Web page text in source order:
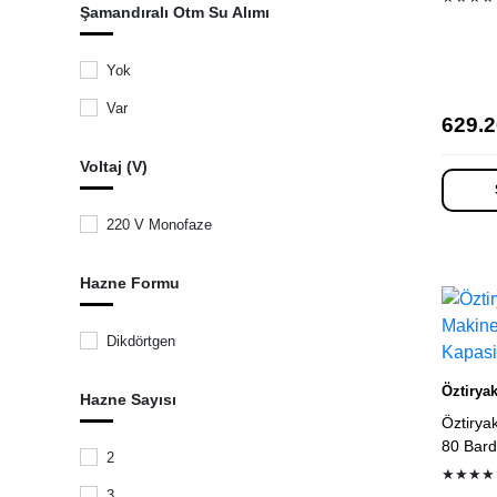
Star Termos
British Berkefeld
Hurom
Midea
Emsa
Şamandıralı Otm Su Alımı
Yok
Var
Voltaj (V)
220 V Monofaze
Hazne Formu
Dikdörtgen
Hazne Sayısı
2
80